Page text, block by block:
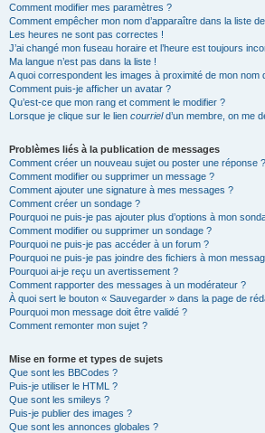
Comment modifier mes paramètres ?
Comment empêcher mon nom d’apparaître dans la liste
Les heures ne sont pas correctes !
J’ai changé mon fuseau horaire et l’heure est toujours
Ma langue n’est pas dans la liste !
A quoi correspondent les images à proximité de mon nom
Comment puis-je afficher un avatar ?
Qu’est-ce que mon rang et comment le modifier ?
Lorsque je clique sur le lien courrield’un membre, on me
Problèmes liés à la publication de messages
Comment créer un nouveau sujet ou poster une réponse ?
Comment modifier ou supprimer un message ?
Comment ajouter une signature à mes messages ?
Comment créer un sondage ?
Pourquoi ne puis-je pas ajouter plus d’options à mon
Comment modifier ou supprimer un sondage ?
Pourquoi ne puis-je pas accéder à un forum ?
Pourquoi ne puis-je pas joindre des fichiers à mon
Pourquoi ai-je reçu un avertissement ?
Comment rapporter des messages à un modérateur ?
À quoi sert le bouton « Sauvegarder » dans la page de
Pourquoi mon message doit être validé ?
Comment remonter mon sujet ?
Mise en forme et types de sujets
Que sont les BBCodes ?
Puis-je utiliser le HTML ?
Que sont les smileys ?
Puis-je publier des images ?
Que sont les annonces globales ?